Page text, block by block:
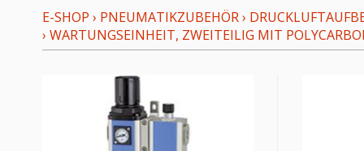
E-SHOP › PNEUMATIKZUBEHÖR›
› WARTUNGSEINHEIT, ZWEITEILIG MIT